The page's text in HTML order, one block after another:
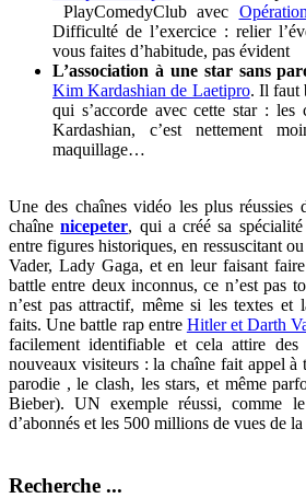
PlayComedyClub avec
Difficulté de l’exercice : relier
vous faites d’habitude, pas évident
L’association à une star sans
Kim Kardashian de Laetipro. Il faut
qui s’accorde avec cette star :
Kardashian, c’est nettement
maquillage…
Une des chaînes vidéo les plus réussies
chaînenicepeter, qui a créé sa
entre figures historiques, en ressuscitant
Vader, Lady Gaga, et en leur faisant
battle entre deux inconnus, ce n’est pas
n’est pas attractif, même si les textes et
faits. Une battle rap entre Hitler et Darth
facilement identifiable et cela attire
nouveaux visiteurs : la chaîne fait appel à
parodie , le clash, les stars, et même
Bieber). UN exemple réussi, comme
d’abonnés et les 500 millions de vues de
Recherche ...